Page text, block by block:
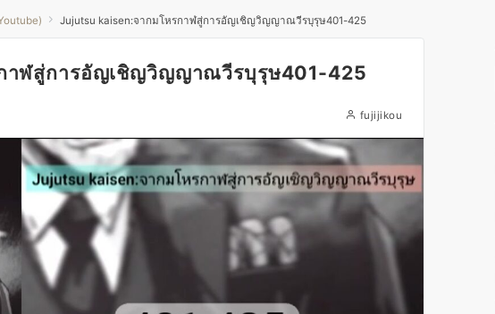
Jujutsu kaisen:จากมโหรกาฬสู่การอัญเชิญวิญญาณวีรบุรุษ401-425
าฬสู่การอัญเชิญวิญญาณวีรบุรุษ401-425
fujijikou